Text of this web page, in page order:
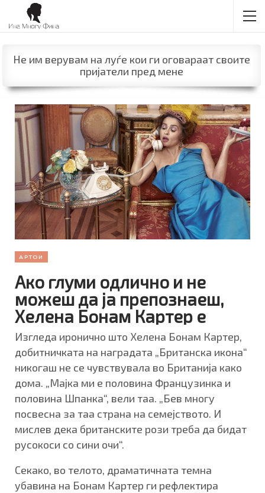
Не им верувам на луѓе кои ги оговараат своите
пријатели пред мене
АРТОИ
Ако глуми одлично и не
можеш да ја препознаеш,
Хелена Бонам Картер е
Изгледа иронично што Хелена Бонам Картер,
добитничката на наградата „Британска икона“
никогаш не се чувствувала во Британија како
дома. „Мајка ми е половина Французинка и
половина Шпанка“, вели таа. „Бев многу
посвесна за таа страна на семејството. И
мислев дека британските рози треба да бидат
русокоси со сини очи“.
Секако, во телото, драматичната темна
убавина на Бонам Картер ги рефлектира